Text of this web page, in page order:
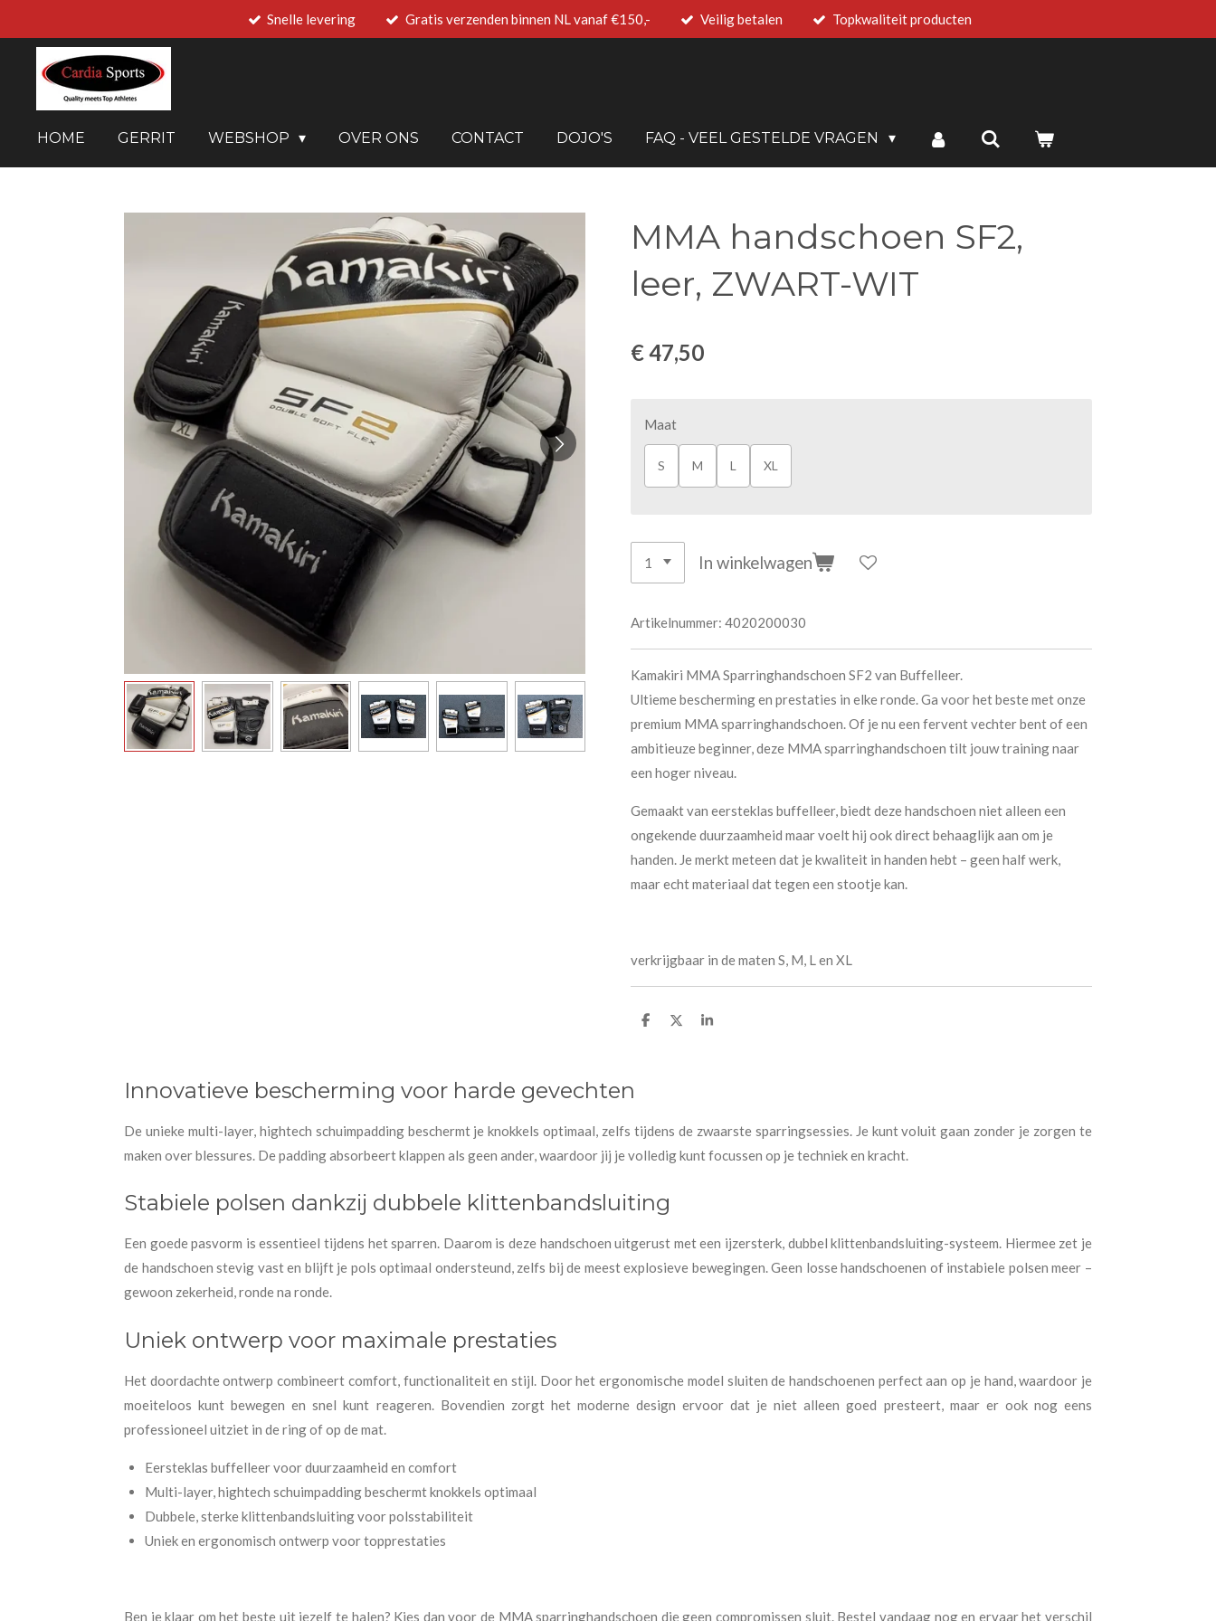
direct
Snelle levering Gratis verzenden binnen NL vanaf €150,- Veilig betalen Topkwaliteit producten
HOME GERRIT WEBSHOP OVER ONS CONTACT DOJO'S FAQ - VEEL GESTELDE VRAGEN
MMA handschoen SF2,
leer, ZWART-WIT
€ 47,50
Maat
S M L XL
In winkelwagen
Artikelnummer: 4020200030
Kamakiri MMA Sparringhandschoen SF2 van Buffelleer.
Ultieme bescherming en prestaties in elke ronde. Ga voor het beste met onze
premium MMA sparringhandschoen. Of je nu een fervent vechter bent of een
ambitieuze beginner, deze MMA sparringhandschoen tilt jouw training naar
een hoger niveau.
Gemaakt van eersteklas buffelleer, biedt deze handschoen niet alleen een
ongekende duurzaamheid maar voelt hij ook direct behaaglijk aan om je
handen. Je merkt meteen dat je kwaliteit in handen hebt – geen half werk,
maar echt materiaal dat tegen een stootje kan.
verkrijgbaar in de maten S, M, L en XL
D
D
S
Innovatieve bescherming voor harde gevechten
De unieke multi-layer, hightech schuimpadding beschermt je knokkels optimaal, zelfs tijdens de zwaarste sparringsessies. Je kunt voluit gaan zonder je zorgen te
maken over blessures. De padding absorbeert klappen als geen ander, waardoor jij je volledig kunt focussen op je techniek en kracht.
Stabiele polsen dankzij dubbele klittenbandsluiting
Een goede pasvorm is essentieel tijdens het sparren. Daarom is deze handschoen uitgerust met een ijzersterk, dubbel klittenbandsluiting-systeem. Hiermee zet je
de handschoen stevig vast en blijft je pols optimaal ondersteund, zelfs bij de meest explosieve bewegingen. Geen losse handschoenen of instabiele polsen meer –
gewoon zekerheid, ronde na ronde.
Uniek ontwerp voor maximale prestaties
Het doordachte ontwerp combineert comfort, functionaliteit en stijl. Door het ergonomische model sluiten de handschoenen perfect aan op je hand, waardoor je
moeiteloos kunt bewegen en snel kunt reageren. Bovendien zorgt het moderne design ervoor dat je niet alleen goed presteert, maar er ook nog eens
professioneel uitziet in de ring of op de mat.
Eersteklas buffelleer voor duurzaamheid en comfort
Multi-layer, hightech schuimpadding beschermt knokkels optimaal
Dubbele, sterke klittenbandsluiting voor polsstabiliteit
Uniek en ergonomisch ontwerp voor topprestaties
Ben je klaar om het beste uit jezelf te halen? Kies dan voor de MMA sparringhandschoen die geen compromissen sluit. Bestel vandaag nog en ervaar het verschil